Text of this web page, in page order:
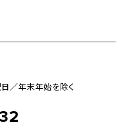
／年末年始を除く